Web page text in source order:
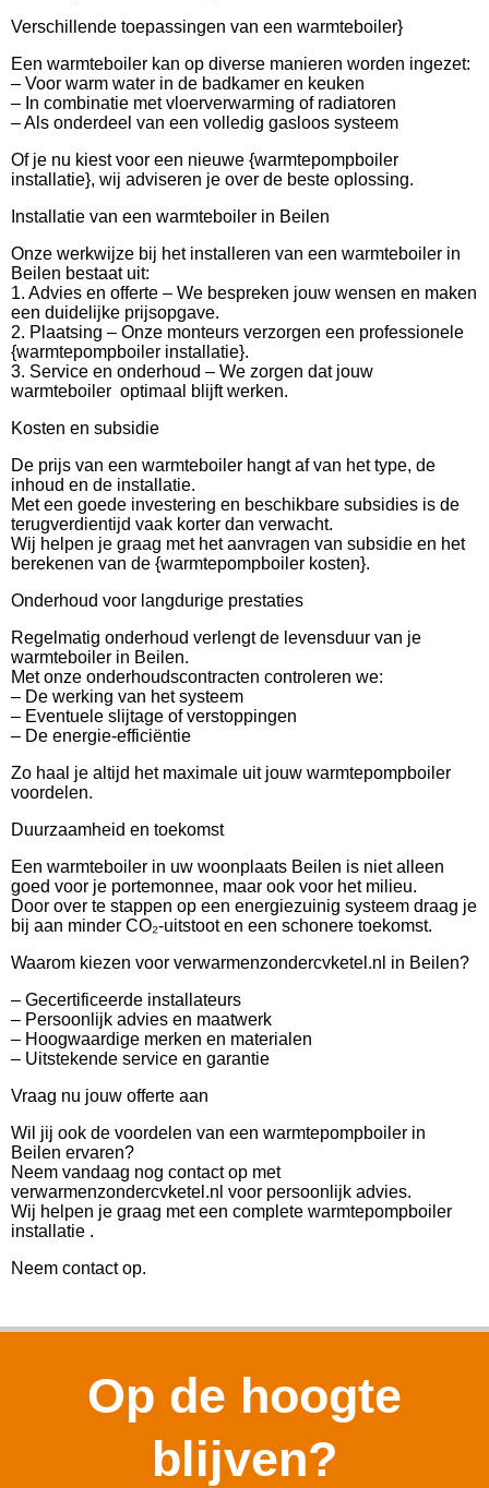
Verschillende toepassingen van een warmteboiler}
Een warmteboiler kan op diverse manieren worden ingezet:
– Voor warm water in de badkamer en keuken
– In combinatie met vloerverwarming of radiatoren
– Als onderdeel van een volledig gasloos systeem
Of je nu kiest voor een nieuwe {warmtepompboiler
installatie}, wij adviseren je over de beste oplossing.
Installatie van een warmteboiler in Beilen
Onze werkwijze bij het installeren van een warmteboiler in
Beilen bestaat uit:
1. Advies en offerte – We bespreken jouw wensen en maken
een duidelijke prijsopgave.
2. Plaatsing – Onze monteurs verzorgen een professionele
{warmtepompboiler installatie}.
3. Service en onderhoud – We zorgen dat jouw
warmteboiler optimaal blijft werken.
Kosten en subsidie
De prijs van een warmteboiler hangt af van het type, de
inhoud en de installatie.
Met een goede investering en beschikbare subsidies is de
terugverdientijd vaak korter dan verwacht.
Wij helpen je graag met het aanvragen van subsidie en het
berekenen van de {warmtepompboiler kosten}.
Onderhoud voor langdurige prestaties
Regelmatig onderhoud verlengt de levensduur van je
warmteboiler in Beilen.
Met onze onderhoudscontracten controleren we:
– De werking van het systeem
– Eventuele slijtage of verstoppingen
– De energie-efficiëntie
Zo haal je altijd het maximale uit jouw warmtepompboiler
voordelen.
Duurzaamheid en toekomst
Een warmteboiler in uw woonplaats Beilen is niet alleen
goed voor je portemonnee, maar ook voor het milieu.
Door over te stappen op een energiezuinig systeem draag je
bij aan minder CO₂-uitstoot en een schonere toekomst.
Waarom kiezen voor verwarmenzondercvketel.nl in Beilen?
– Gecertificeerde installateurs
– Persoonlijk advies en maatwerk
– Hoogwaardige merken en materialen
– Uitstekende service en garantie
Vraag nu jouw offerte aan
Wil jij ook de voordelen van een warmtepompboiler in
Beilen ervaren?
Neem vandaag nog contact op met
verwarmenzondercvketel.nl voor persoonlijk advies.
Wij helpen je graag met een complete warmtepompboiler
installatie .
Neem contact op.
Op de hoogte
blijven?